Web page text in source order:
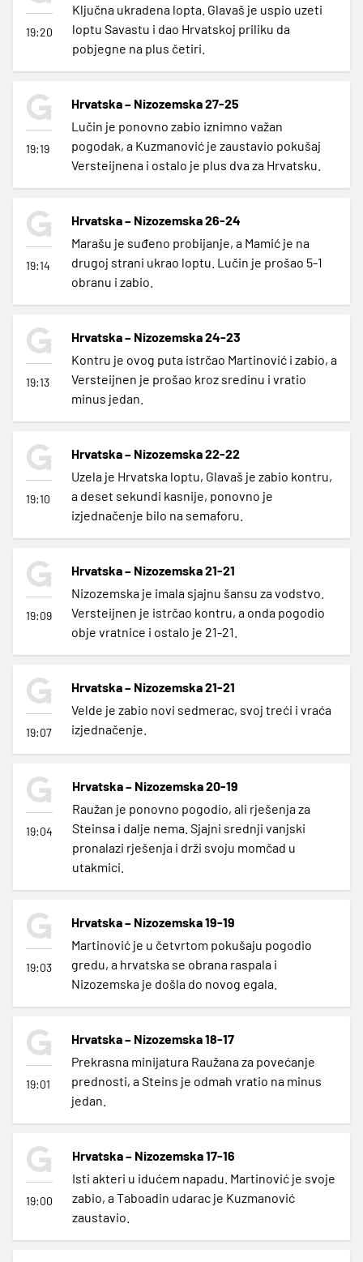
19:20
Ključna ukradena lopta. Glavaš je uspio uzeti
loptu Savastu i dao Hrvatskoj priliku da
pobjegne na plus četiri.
19:19
Hrvatska – Nizozemska 27-25
Lučin je ponovno zabio iznimno važan
pogodak, a Kuzmanović je zaustavio pokušaj
Versteijnena i ostalo je plus dva za Hrvatsku.
19:14
Hrvatska – Nizozemska 26-24
Marašu je suđeno probijanje, a Mamić je na
drugoj strani ukrao loptu. Lučin je prošao 5-1
obranu i zabio.
19:13
Hrvatska – Nizozemska 24-23
Kontru je ovog puta istrčao Martinović i zabio, a
Versteijnen je prošao kroz sredinu i vratio
minus jedan.
19:10
Hrvatska – Nizozemska 22-22
Uzela je Hrvatska loptu, Glavaš je zabio kontru,
a deset sekundi kasnije, ponovno je
izjednačenje bilo na semaforu.
19:09
Hrvatska – Nizozemska 21-21
Nizozemska je imala sjajnu šansu za vodstvo.
Versteijnen je istrčao kontru, a onda pogodio
obje vratnice i ostalo je 21-21.
19:07
Hrvatska – Nizozemska 21-21
Velde je zabio novi sedmerac, svoj treći i vraća
izjednačenje.
19:04
Hrvatska – Nizozemska 20-19
Raužan je ponovno pogodio, ali rješenja za
Steinsa i dalje nema. Sjajni srednji vanjski
pronalazi rješenja i drži svoju momčad u
utakmici.
19:03
Hrvatska – Nizozemska 19-19
Martinović je u četvrtom pokušaju pogodio
gredu, a hrvatska se obrana raspala i
Nizozemska je došla do novog egala.
19:01
Hrvatska – Nizozemska 18-17
Prekrasna minijatura Raužana za povećanje
prednosti, a Steins je odmah vratio na minus
jedan.
19:00
Hrvatska – Nizozemska 17-16
Isti akteri u idućem napadu. Martinović je svoje
zabio, a Taboadin udarac je Kuzmanović
zaustavio.